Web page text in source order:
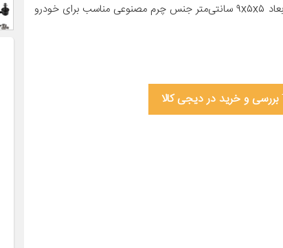
معرفی محصول جزئیات محصول ابعاد ۹x۵x۵ سانتی‌متر جنس چرم مصنوعی مناسب برای خودرو
بررسی و خرید در دیجی کالا